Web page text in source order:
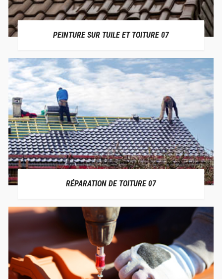
PEINTURE SUR TUILE ET TOITURE 07
RÉPARATION DE TOITURE 07